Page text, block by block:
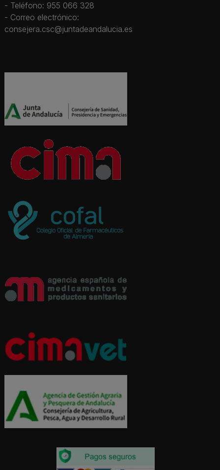
- Teléfono: 955 066 328
- Correo electrónico:
consejera.csc@juntadeandalucia.es